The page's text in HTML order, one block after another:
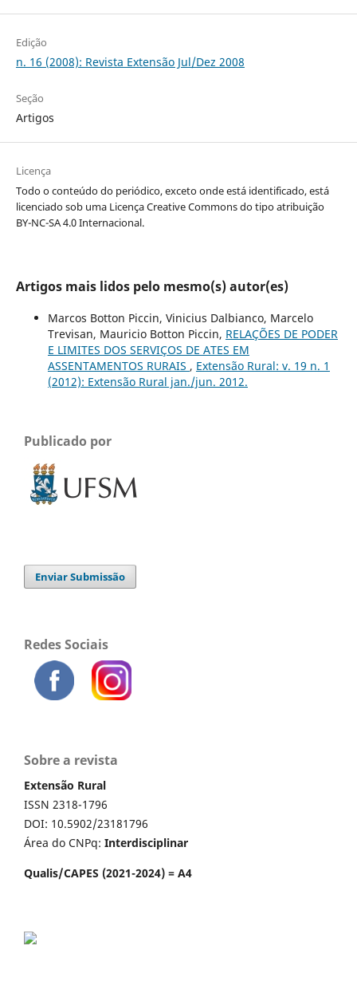
Edição
n. 16 (2008): Revista Extensão Jul/Dez 2008
Seção
Artigos
Licença
Todo o conteúdo do periódico, exceto onde está identificado, está
licenciado sob uma Licença Creative Commons do tipo atribuição
BY-NC-SA 4.0 Internacional.
Artigos mais lidos pelo mesmo(s) autor(es)
Marcos Botton Piccin, Vinicius Dalbianco, Marcelo
Trevisan, Mauricio Botton Piccin, RELAÇÕES DE PODER
E LIMITES DOS SERVIÇOS DE ATES EM
ASSENTAMENTOS RURAIS , Extensão Rural: v. 19 n. 1
(2012): Extensão Rural jan./jun. 2012.
Publicado por
Enviar Submissão
Redes Sociais
Sobre a revista
Extensão Rural
ISSN 2318-1796
DOI: 10.5902/23181796
Área do CNPq: Interdisciplinar
Qualis/CAPES (2021-2024) = A4